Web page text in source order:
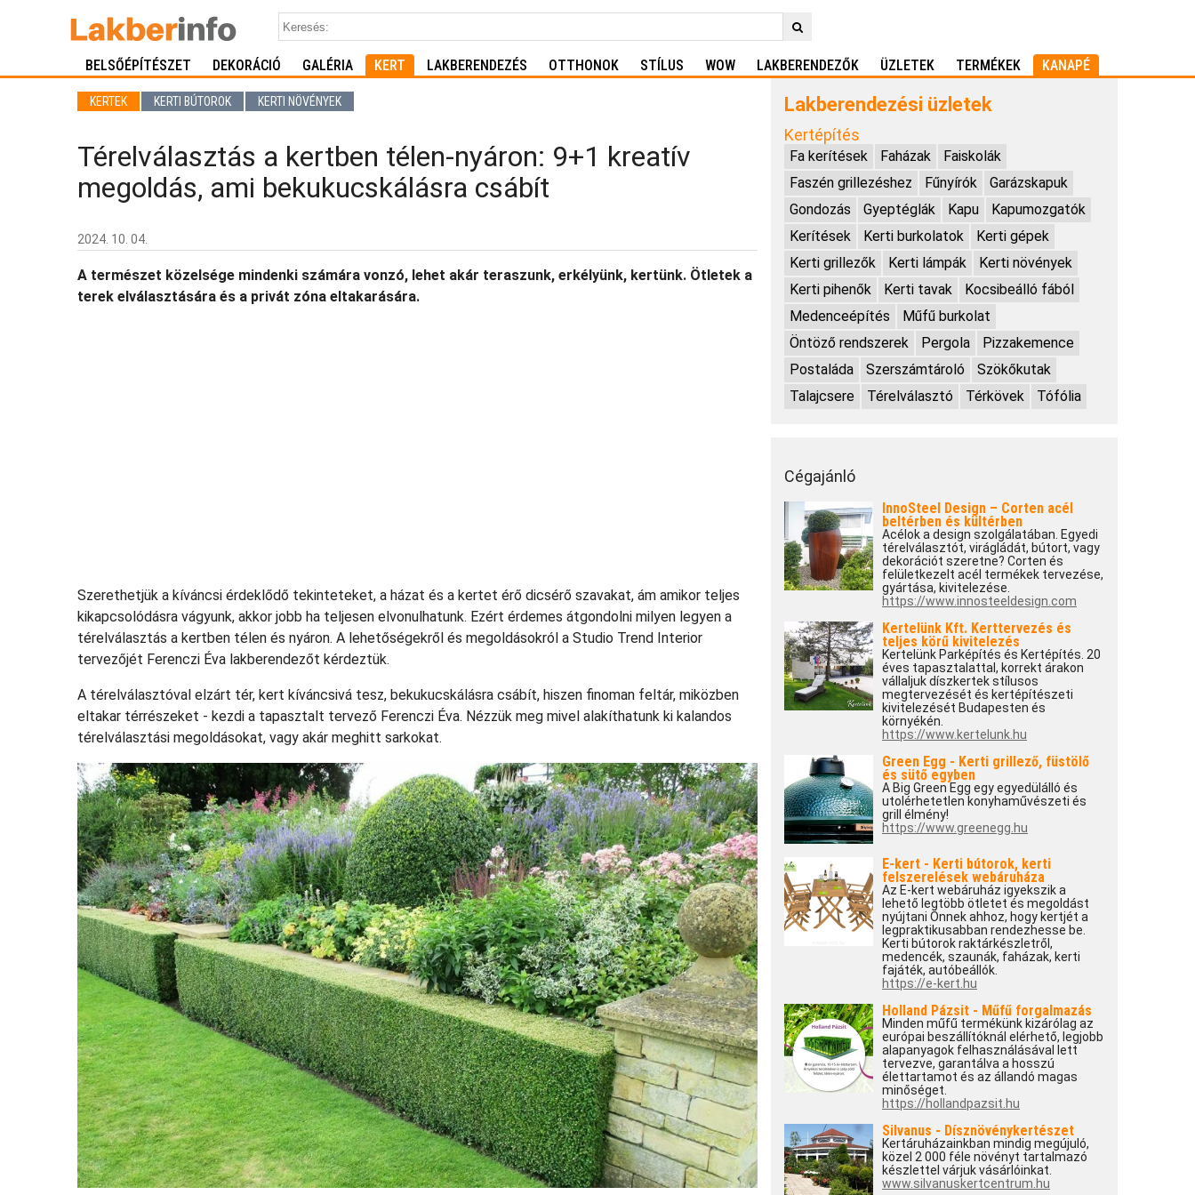
BELSŐÉPÍTÉSZET DEKORÁCIÓ GALÉRIA KERT LAKBERENDEZÉS OTTHONOK STÍLUS WOW LAKBERENDEZŐK ÜZLETEK TERMÉKEK KANAPÉ
KERTEK KERTI BÚTOROK KERTI NÖVÉNYEK
Térelválasztás a kertben télen-nyáron: 9+1 kreatív
megoldás, ami bekukucskálásra csábít
2024. 10. 04.
A természet közelsége mindenki számára vonzó, lehet akár teraszunk, erkélyünk, kertünk. Ötletek a
terek elválasztására és a privát zóna eltakarására.
Szerethetjük a kíváncsi érdeklődő tekinteteket, a házat és a kertet érő dicsérő szavakat, ám amikor teljes
kikapcsolódásra vágyunk, akkor jobb ha teljesen elvonulhatunk. Ezért érdemes átgondolni milyen legyen a
térelválasztás a kertben télen és nyáron. A lehetőségekről és megoldásokról a Studio Trend Interior
tervezőjét Ferenczi Éva lakberendezőt kérdeztük.
A térelválasztóval elzárt tér, kert kíváncsivá tesz, bekukucskálásra csábít, hiszen finoman feltár, miközben
eltakar térrészeket - kezdi a tapasztalt tervező Ferenczi Éva. Nézzük meg mivel alakíthatunk ki kalandos
térelválasztási megoldásokat, vagy akár meghitt sarkokat.
Lakberendezési üzletek
Kertépítés
Fa kerítések Faházak
Faiskolák
Faszén grillezéshez
Fűnyírók
Garázskapuk
Gondozás
Gyeptéglák Kapu
Kapumozgatók
Kerítések
Kerti burkolatok
Kerti gépek
Kerti grillezők
Kerti lámpák
Kerti növények
Kerti pihenők
Kerti tavak
Kocsibeálló fából
Medenceépítés
Műfű burkolat
Öntöző rendszerek
Pergola
Pizzakemence
Postaláda
Szerszámtároló
Szökőkutak
Talajcsere
Térelválasztó Térkövek Tófólia
Cégajánló
InnoSteel Design – Corten acél
beltérben és kültérben
Acélok a design szolgálatában. Egyedi
térelválasztót, virágládát, bútort, vagy
dekorációt szeretne? Corten és
felületkezelt acél termékek tervezése,
gyártása, kivitelezése.
https://www.innosteeldesign.com
Kertelünk Kft. Kerttervezés és
teljes körű kivitelezés
Kertelünk Parképítés és Kertépítés. 20
éves tapasztalattal, korrekt árakon
vállaljuk díszkertek stílusos
megtervezését és kertépítészeti
kivitelezését Budapesten és
környékén.
https://www.kertelunk.hu
Green Egg - Kerti grillező, füstölő
és sütő egyben
A Big Green Egg egy egyedülálló és
utolérhetetlen konyhaművészeti és
grill élmény!
https://www.greenegg.hu
E-kert - Kerti bútorok, kerti
felszerelések webáruháza
Az E-kert webáruház igyekszik a
lehető legtöbb ötletet és megoldást
nyújtani Önnek ahhoz, hogy kertjét a
legpraktikusabban rendezhesse be.
Kerti bútorok raktárkészletről,
medencék, szaunák, faházak, kerti
fajáték, autóbeállók.
https://e-kert.hu
Holland Pázsit - Műfű forgalmazás
Minden műfű termékünk kizárólag az
európai beszállítóknál elérhető, legjobb
alapanyagok felhasználásával lett
tervezve, garantálva a hosszú
élettartamot és az állandó magas
minőséget.
https://hollandpazsit.hu
Silvanus - Dísznövénykertészet
Kertáruházainkban mindig megújuló,
közel 2 000 féle növényt tartalmazó
készlettel várjuk vásárlóinkat.
www.silvanuskertcentrum.hu